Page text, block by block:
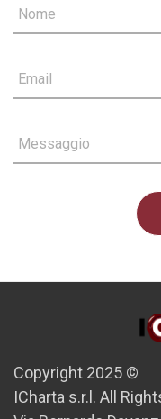
Nome
Email
Messaggio
Copyright 2025 ©
ICharta s.r.l. All